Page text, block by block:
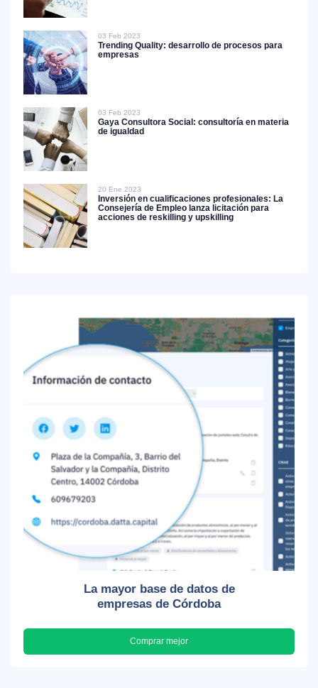
03 Feb 2023
Trending Quality: desarrollo de procesos para
empresas
03 Feb 2023
Gaya Consultora Social: consultoría en materia
de igualdad
20 Ene 2023
Inversión en cualificaciones profesionales: La
Consejería de Empleo lanza licitación para
acciones de reskilling y upskilling
La mayor base de datos de
empresas de Córdoba
Comprar mejor